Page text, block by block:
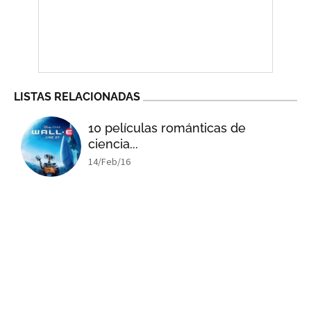
LISTAS RELACIONADAS
10 películas románticas de
ciencia...
14/Feb/16